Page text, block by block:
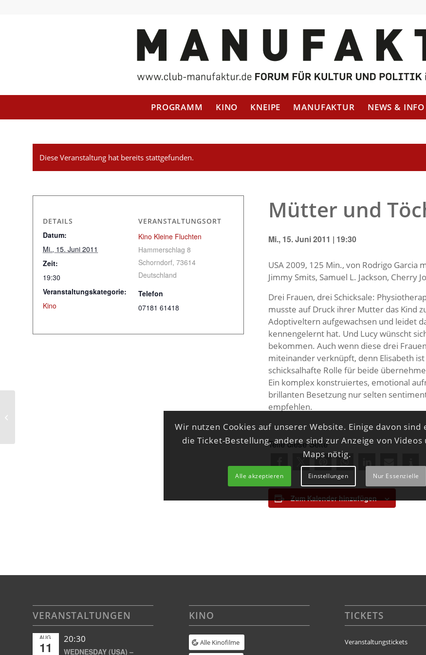
PROGRAMM KINO KNEIPE MANUFAKTUR NEWS & INFO
Diese Veranstaltung hat bereits stattgefunden.
Mütter und
Mi., 15. Juni 2011 | 19:30
USA 2009, 125 Min., von Rodrigo Garcia
Jimmy Smits, Samuel L. Jackson, Cherry
Drei Frauen, drei Schicksale:
musste auf Druck ihrer Mutter das Kind
Adoptiveltern aufgewachsen und leidet
kennengelernt hat. Und Lucy wünscht
bekommen. Auch wenn diese drei
miteinander verknüpft, denn Elisabeth
schicksalhafte Rolle für beide
Ein komplex konstruiertes, emotional
brillanten Besetzung nur selten
empfehlen.
Teile diese Seite
Zum Kalender hinzufügen
DETAILS
Datum:
Mi., 15. Juni 2011
Zeit:
19:30
Veranstaltungskategorie:
Kino
VERANSTALTUNGSORT
Kino Kleine Fluchten
Hammerschlag 8
Schorndorf, 73614
Deutschland
Telefon
07181 61418
VERANSTALTUNGEN
AUG.
11
20:30
WEDNESDAY (USA) –
KINO
Alle Kinofilme
TICKETS
Veranstaltungstickets
Wir nutzen Cookies auf unserer Website. Einige davon sind
die Ticket-Bestellung, andere sind zur Anzeige von Videos
Maps nötig.
Alle akzeptieren Einstellungen Nur Essenzielle